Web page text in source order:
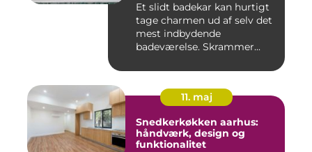
Et slidt badekar kan hurtigt
tage charmen ud af selv det
mest indbydende
badeværelse. Skrammer...
11. maj
Snedkerkøkken aarhus:
håndværk, design og
funktionalitet